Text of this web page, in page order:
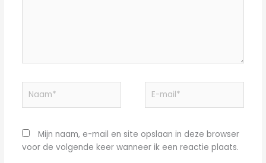
mail*
Mijn naam, e-mail en site opslaan in deze browser
voor de volgende keer wanneer ik een reactie plaats.